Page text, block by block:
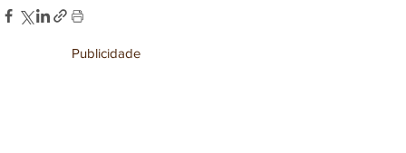
Publicidade